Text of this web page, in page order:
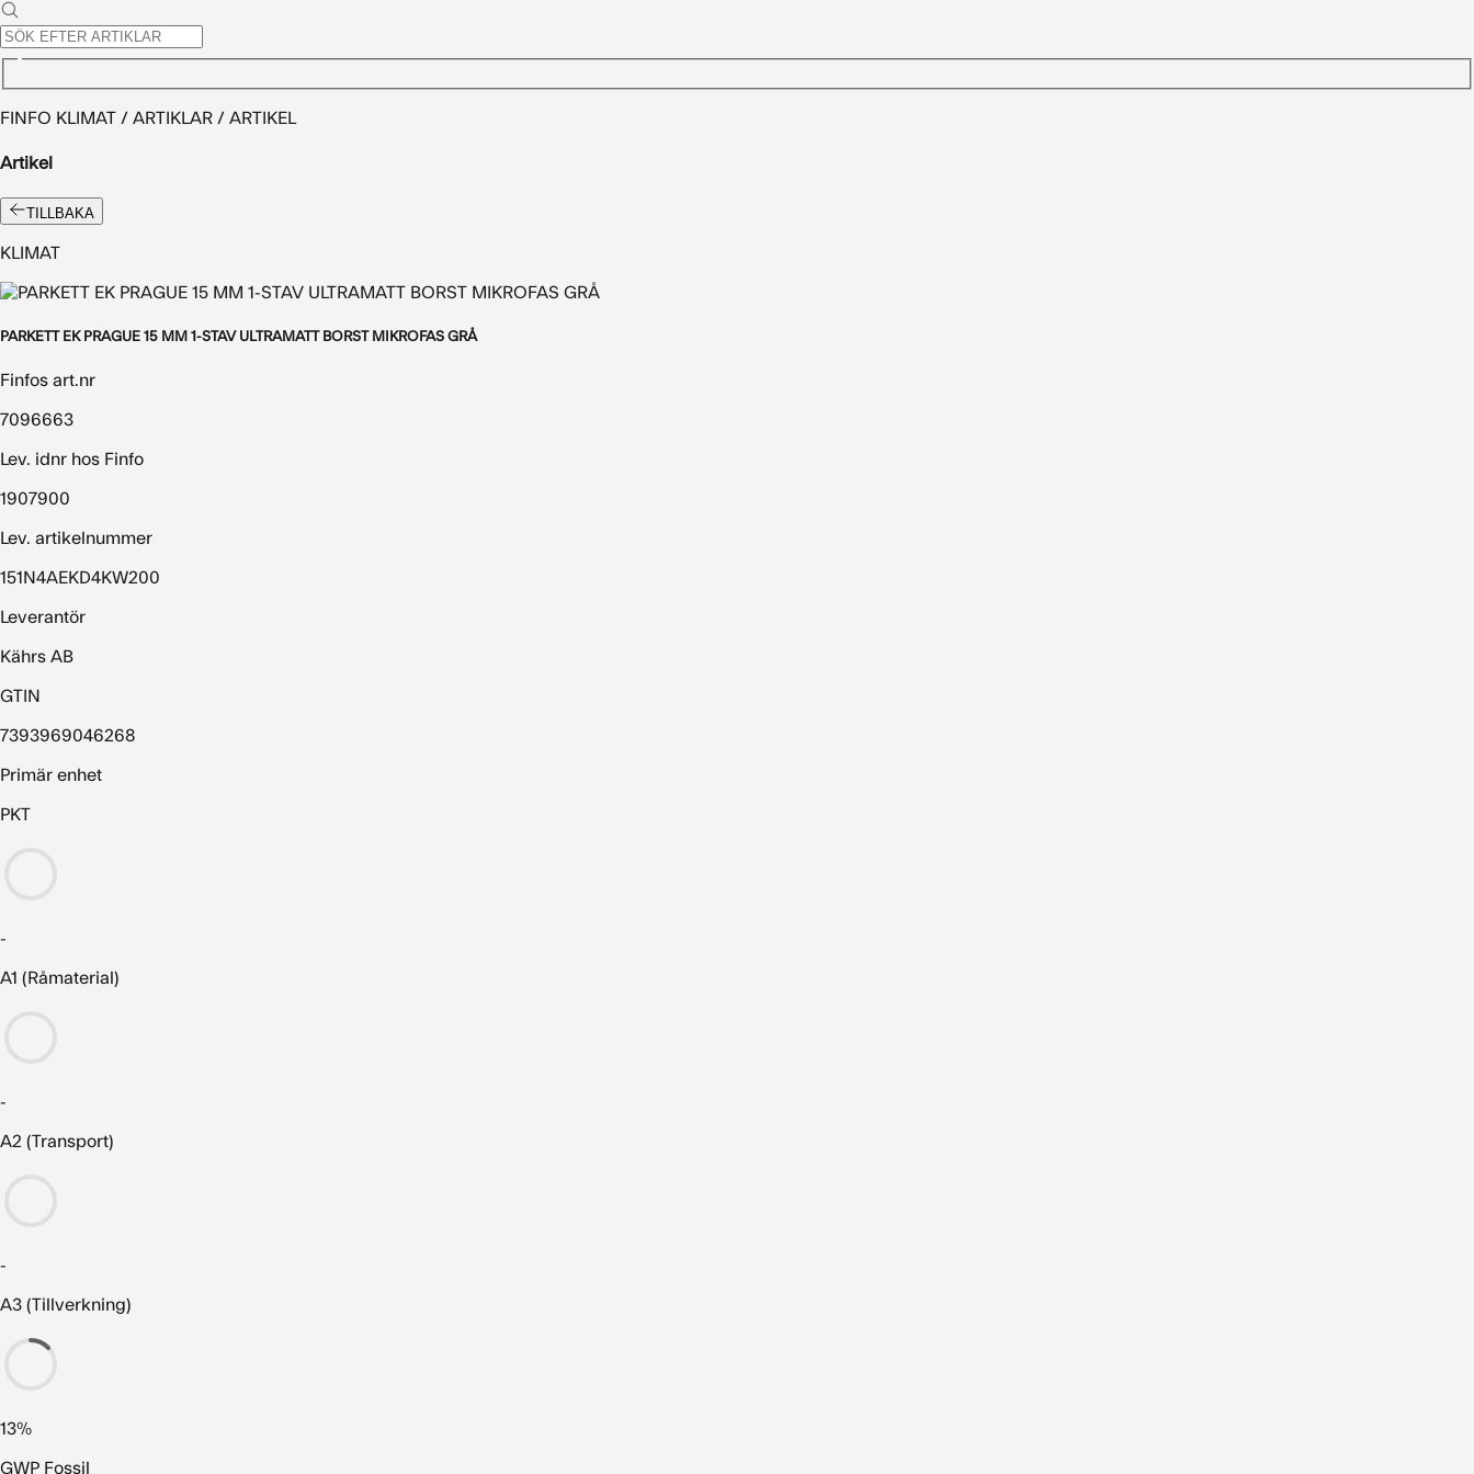
FINFO KLIMAT / ARTIKLAR / ARTIKEL
Artikel
TILLBAKA
KLIMAT
PARKETT EK PRAGUE 15 MM 1-STAV ULTRAMATT BORST MIKROFAS GRÅ
Finfos art.nr
7096663
Lev. idnr hos Finfo
1907900
Lev. artikelnummer
151N4AEKD4KW200
Leverantör
Kährs AB
GTIN
7393969046268
Primär enhet
PKT
-
A1 (Råmaterial)
-
A2 (Transport)
-
A3 (Tillverkning)
13%
GWP Fossil